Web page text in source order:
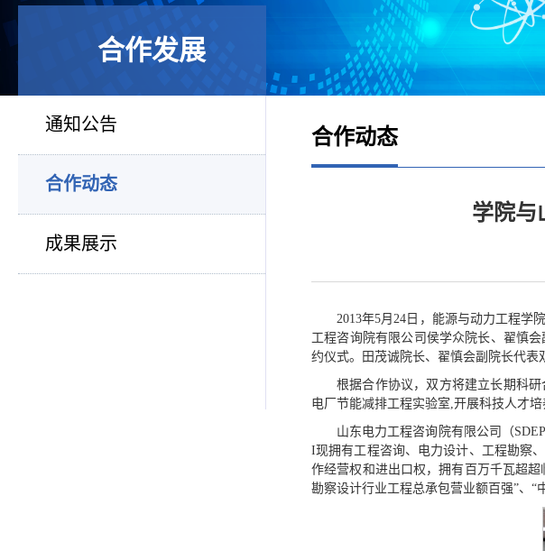
合作发展
通知公告
合作动态
成果展示
合作动态
学院与
2013年5月24日，能源与动力工程学
工程咨询院有限公司侯学众院长、翟慎
约仪式。田茂诚院长、翟慎会副院长代表
根据合作协议，双方将建立长期科
电厂节能减排工程实验室,开展科技人才
山东电力工程咨询院有限公司（
I现拥有工程咨询、电力设计、工程勘察
作经营权和进出口权，拥有百万千瓦超
勘察设计行业工程总承包营业额百强”、“